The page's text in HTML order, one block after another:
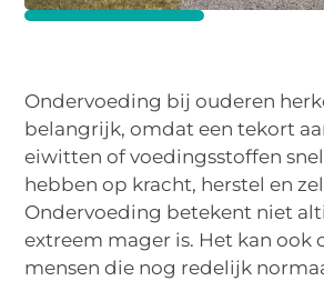
Ondervoeding bij ouderen
belangrijk, omdat een tekort
eiwitten of voedingsstoffen
hebben op kracht, herstel en
Ondervoeding betekent niet
extreem mager is. Het kan ook
mensen die nog redelijk